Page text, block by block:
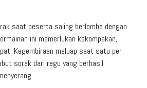
saat peserta saling berlomba dengan
ini memerlukan kekompakan,
Kegembiraan meluap saat satu per
sorak dari regu yang berhasil